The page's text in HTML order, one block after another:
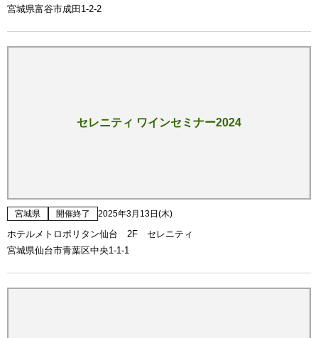
宮城県富谷市成田1-2-2
セレニティ ワインセミナー2024
宮城県 開催終了 2025年3月13日(木)
ホテルメトロポリタン仙台 2F セレニティ
宮城県仙台市青葉区中央1-1-1